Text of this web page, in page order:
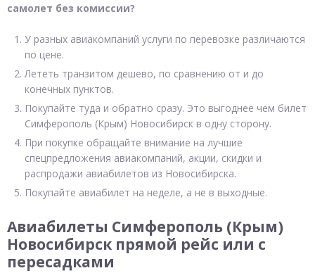
самолет без комиссии?
У разных авиакомпаний услуги по перевозке различаются
по цене.
Лететь транзитом дешево, по сравнению от и до
конечных пунктов.
Покупайте туда и обратно сразу. Это выгоднее чем билет
Симферополь (Крым) Новосибирск в одну сторону.
При покупке обращайте внимание на лучшие
спецпредложения авиакомпаний, акции, скидки и
распродажи авиабилетов из Новосибирска.
Покупайте авиабилет на неделе, а не в выходные.
Авиабилеты Симферополь (Крым)
Новосибирск прямой рейс или с
пересадками